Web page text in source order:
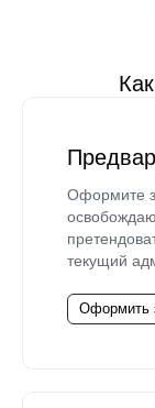
Оформите
текущий
Оформить